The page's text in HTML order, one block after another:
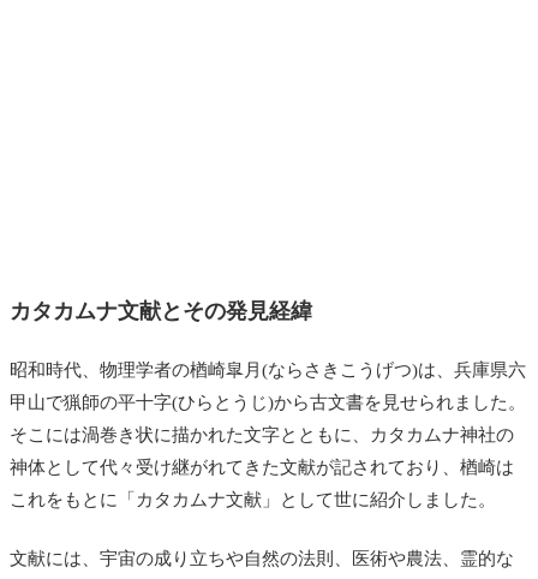
カタカムナ文献とその発見経緯
昭和時代、物理学者の楢崎皐月(ならさきこうげつ)は、兵庫県六
甲山で猟師の平十字(ひらとうじ)から古文書を見せられました。
そこには渦巻き状に描かれた文字とともに、カタカムナ神社の
神体として代々受け継がれてきた文献が記されており、楢崎は
これをもとに「カタカムナ文献」として世に紹介しました。
文献には、宇宙の成り立ちや自然の法則、医術や農法、霊的な